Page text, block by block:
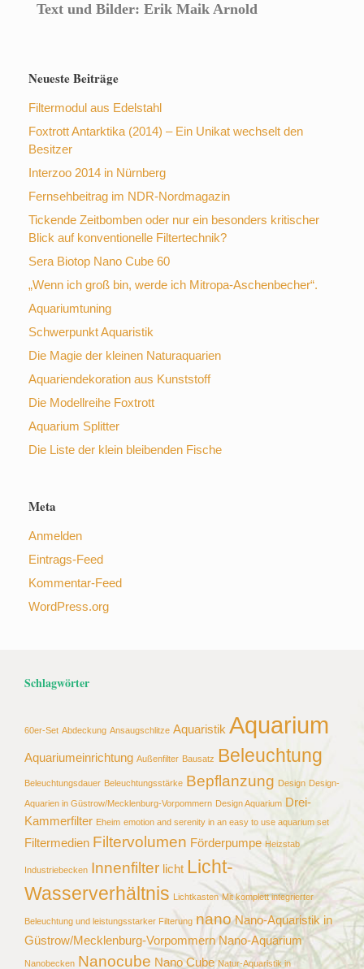
Text und Bilder: Erik Maik Arnold
Neueste Beiträge
Filtermodul aus Edelstahl
Foxtrott Antarktika (2014) – Ein Unikat wechselt den
Besitzer
Interzoo 2014 in Nürnberg
Fernsehbeitrag im NDR-Nordmagazin
Tickende Zeitbomben oder nur ein besonders kritischer
Blick auf konventionelle Filtertechnik?
Sera Biotop Nano Cube 60
„Wenn ich groß bin, werde ich Mitropa-Aschenbecher“.
Aquariumtuning
Schwerpunkt Aquaristik
Die Magie der kleinen Naturaquarien
Aquariendekoration aus Kunststoff
Die Modellreihe Foxtrott
Aquarium Splitter
Die Liste der klein bleibenden Fische
Meta
Anmelden
Eintrags-Feed
Kommentar-Feed
WordPress.org
Schlagwörter
60er-Set Abdeckung Ansaugschlitze Aquaristik Aquarium
Aquariumeinrichtung Außenfilter Bausatz Beleuchtung
Beleuchtungsdauer Beleuchtungsstärke Bepflanzung Design Design-
Aquarien in Güstrow/Mecklenburg-Vorpommern Design Aquarium Drei-
Kammerfilter Eheim emotion and serenity in an easy to use aquarium set
Filtermedien Filtervolumen Förderpumpe Heizstab
Industriebecken Innenfilter licht Licht-
Wasserverhältnis
Lichtkasten Mit komplett integrierter
Beleuchtung und leistungsstarker Filterung nano Nano-Aquaristik in
Güstrow/Mecklenburg-Vorpommern Nano-Aquarium
Nanobecken Nanocube Nano Cube Natur-Aquaristik in